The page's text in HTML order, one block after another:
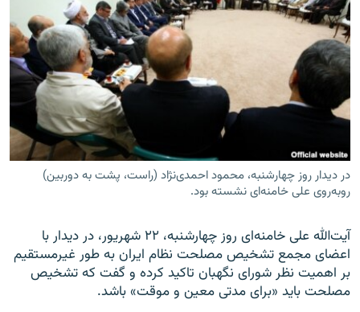
گزارش‌های ویدئویی
English
به ما بپیوندید
زبان‌های دیگر
در دیدار روز چهارشنبه، محمود احمدی‌نژاد (راست، پشت به دوربین)
روبه‌روی علی خامنه‌ای نشسته بود.
آیت‌الله علی خامنه‌ای روز چهارشنبه، ۲۲ شهریور، در دیدار با
اعضای مجمع تشخیص مصلحت نظام ایران به طور غیرمستقیم
بر اهمیت نظر شورای نگهبان تاکید کرده و گفت که تشخیص
مصلحت باید «برای مدتی معین و موقت» باشد.